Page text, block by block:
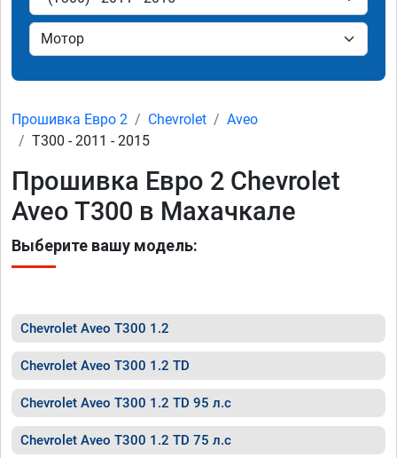
Прошивка Евро 2 Chevrolet
Aveo
T300 - 2011 - 2015
Прошивка Евро 2 Chevrolet
Aveo T300 в Махачкале
Выберите вашу модель:
Chevrolet Aveo T300 1.2
Chevrolet Aveo T300 1.2 TD
Chevrolet Aveo T300 1.2 TD 95 л.с
Chevrolet Aveo T300 1.2 TD 75 л.с